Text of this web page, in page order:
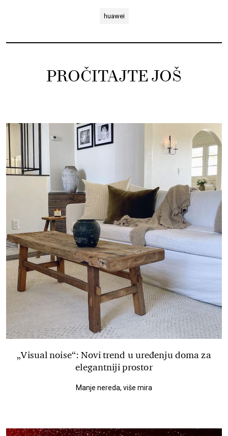
huawei
PROČITAJTE JOŠ
„Visual noise“: Novi trend u uređenju doma za
elegantniji prostor
Manje nereda, više mira